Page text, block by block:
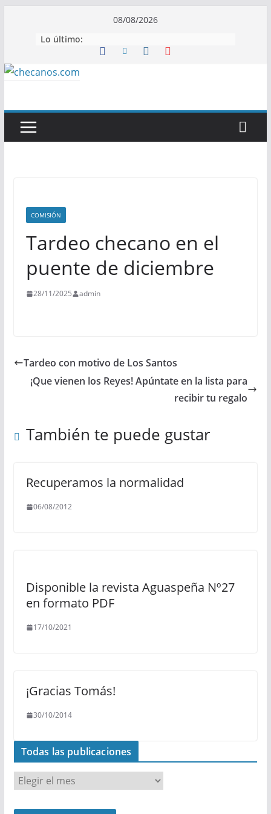
08/08/2026
Lo último:
COMISIÓN
Tardeo checano en el
puente de diciembre
28/11/2025 admin
Tardeo con motivo de Los Santos
¡Que vienen los Reyes! Apúntate en la lista para
recibir tu regalo
También te puede gustar
Recuperamos la normalidad
06/08/2012
Disponible la revista Aguaspeña Nº27
en formato PDF
17/10/2021
¡Gracias Tomás!
30/10/2014
Todas las publicaciones
o
d